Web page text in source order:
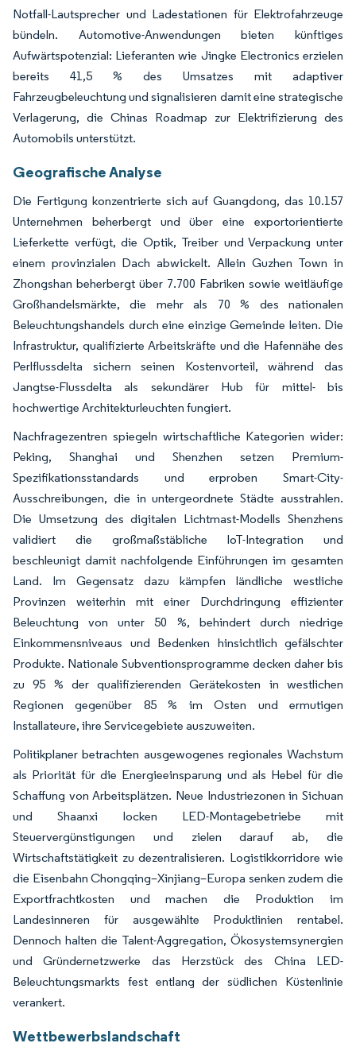
Notfall-Lautsprecher und Ladestationen für Elektrofahrzeuge
bündeln. Automotive-Anwendungen bieten künftiges
Aufwärtspotenzial: Lieferanten wie Jingke Electronics erzielen
bereits 41,5 % des Umsatzes mit adaptiver
Fahrzeugbeleuchtung und signalisieren damit eine strategische
Verlagerung, die Chinas Roadmap zur Elektrifizierung des
Automobils unterstützt.
Geografische Analyse
Die Fertigung konzentrierte sich auf Guangdong, das 10.157
Unternehmen beherbergt und über eine exportorientierte
Lieferkette verfügt, die Optik, Treiber und Verpackung unter
einem provinzialen Dach abwickelt. Allein Guzhen Town in
Zhongshan beherbergt über 7.700 Fabriken sowie weitläufige
Großhandelsmärkte, die mehr als 70 % des nationalen
Beleuchtungshandels durch eine einzige Gemeinde leiten. Die
Infrastruktur, qualifizierte Arbeitskräfte und die Hafennähe des
Perlflussdelta sichern seinen Kostenvorteil, während das
Jangtse-Flussdelta als sekundärer Hub für mittel- bis
hochwertige Architekturleuchten fungiert.
Nachfragezentren spiegeln wirtschaftliche Kategorien wider:
Peking, Shanghai und Shenzhen setzen Premium-
Spezifikationsstandards und erproben Smart-City-
Ausschreibungen, die in untergeordnete Städte ausstrahlen.
Die Umsetzung des digitalen Lichtmast-Modells Shenzhens
validiert die großmaßstäbliche IoT-Integration und
beschleunigt damit nachfolgende Einführungen im gesamten
Land. Im Gegensatz dazu kämpfen ländliche westliche
Provinzen weiterhin mit einer Durchdringung effizienter
Beleuchtung von unter 50 %, behindert durch niedrige
Einkommensniveaus und Bedenken hinsichtlich gefälschter
Produkte. Nationale Subventionsprogramme decken daher bis
zu 95 % der qualifizierenden Gerätekosten in westlichen
Regionen gegenüber 85 % im Osten und ermutigen
Installateure, ihre Servicegebiete auszuweiten.
Politikplaner betrachten ausgewogenes regionales Wachstum
als Priorität für die Energieeinsparung und als Hebel für die
Schaffung von Arbeitsplätzen. Neue Industriezonen in Sichuan
und Shaanxi locken LED-Montagebetriebe mit
Steuervergünstigungen und zielen darauf ab, die
Wirtschaftstätigkeit zu dezentralisieren. Logistikkorridore wie
die Eisenbahn Chongqing–Xinjiang–Europa senken zudem die
Exportfrachtkosten und machen die Produktion im
Landesinneren für ausgewählte Produktlinien rentabel.
Dennoch halten die Talent-Aggregation, Ökosystemsynergien
und Gründernetzwerke das Herzstück des China LED-
Beleuchtungsmarkts fest entlang der südlichen Küstenlinie
verankert.
Wettbewerbslandschaft